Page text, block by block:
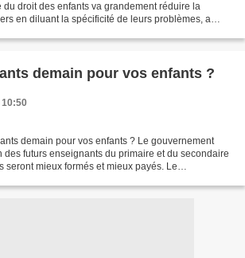
droit des enfants va grandement réduire la
en diluant la spécificité de leurs problèmes, a
demain pour vos enfants ?
10:50
demain pour vos enfants ? Le gouvernement
des futurs enseignants du primaire et du secondaire
seront mieux formés et mieux payés. Le